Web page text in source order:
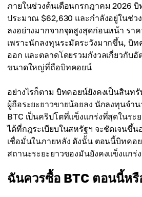
ภายในช่วงต้นเดือนกรกฎาคม 2026
ประมาณ $62,630 และกำลังอยู่ในช่ว
ลงอย่างมากจากจุดสูงสุดก่อนหน้า รา
เพราะนักลงทุนระมัดระวังมากขึ้น, บิท
ออก และตลาดโดยรวมกังวลเกี่ยวกับ
ขนาดใหญ่ที่ถือบิทคอยน์
อย่างไรก็ตาม บิทคอยน์ยังคงเป็นสินท
ผู้ถือระยะยาวขายน้อยลง นักลงทุนจำ
BTC เป็นคริปโตที่แข็งแกร่งที่สุดในระ
ได้ที่กฎระเบียบในสหรัฐฯ จะชัดเจนขึ้
เชื่อมั่นในภายหลัง ดังนั้น ตอนนี้บิทคอ
สถานะระยะยาวของมันยังคงแข็งแกร่ง
ฉันควรซื้อ BTC ตอนนี้หรื